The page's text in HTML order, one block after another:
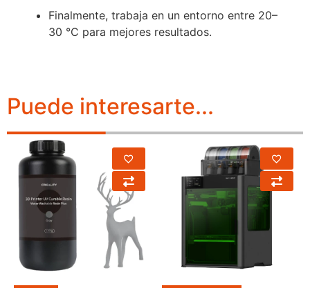
Finalmente, trabaja en un entorno entre 20–
30 °C para mejores resultados.
Puede interesarte...